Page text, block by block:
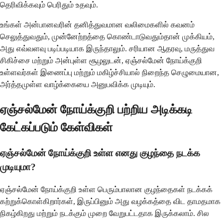
தெரிவிக்கவும் பெரிதும் உதவும்.
உங்கள் அன்பானவரின் தனித்துவமான வலிமைகளில் கவனம்
செலுத்துவதும், முன்னேற்றத்தை கொண்டாடுவதும்தான் முக்கியம்,
அது எவ்வளவு படிப்படியாக இருந்தாலும். சரியான ஆதரவு, மருத்துவ
சிகிச்சை மற்றும் அன்புள்ள சூழலுடன், ஏஞ்சல்மேன் நோய்க்குறி
உள்ளவர்கள் இணைப்பு மற்றும் மகிழ்ச்சியால் நிறைந்த செழுமையான,
அர்த்தமுள்ள வாழ்க்கையை அனுபவிக்க முடியும்.
ஏஞ்சல்மேன் நோய்க்குறி பற்றிய அடிக்கடி
கேட்கப்படும் கேள்விகள்
ஏஞ்சல்மேன் நோய்க்குறி உள்ள எனது குழந்தை நடக்க
முடியுமா?
ஏஞ்சல்மேன் நோய்க்குறி உள்ள பெரும்பாலான குழந்தைகள் நடக்கக்
கற்றுக்கொள்கிறார்கள், இருப்பினும் அது வழக்கத்தை விட தாமதமாக
நிகழ்கிறது மற்றும் நடக்கும் முறை வேறுபட்டதாக இருக்கலாம். சில